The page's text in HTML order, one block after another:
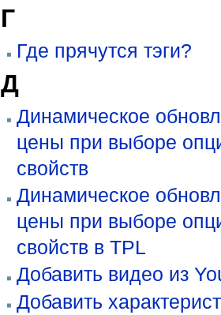
Г
Где прячутся тэги?
Д
Динамическое
цены при выборе
свойств
Динамическое
цены при выборе
свойств в TPL
Добавить видео из
Добавить